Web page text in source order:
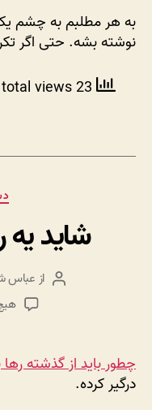
به هر مطلبم به چشم
نوشته بشه. حتی اگر
شاید یه
نویسنده
نوشته
از عباس
چطور باید از گذشته
درگیر کرده.